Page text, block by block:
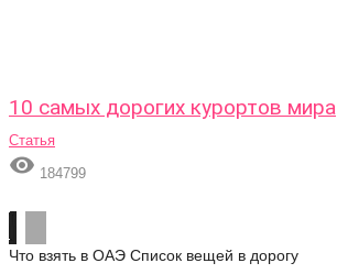
10 самых дорогих курортов мира
Статья
 184799
Что взять в ОАЭ Список вещей в дорогу